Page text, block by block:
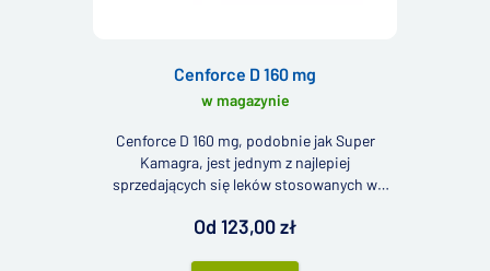
Cenforce D 160 mg
w magazynie
Cenforce D 160 mg, podobnie jak Super
Kamagra, jest jednym z najlepiej
sprzedających się leków stosowanych w
jak i zaburzeń erekcji.
Od 123,00 zł